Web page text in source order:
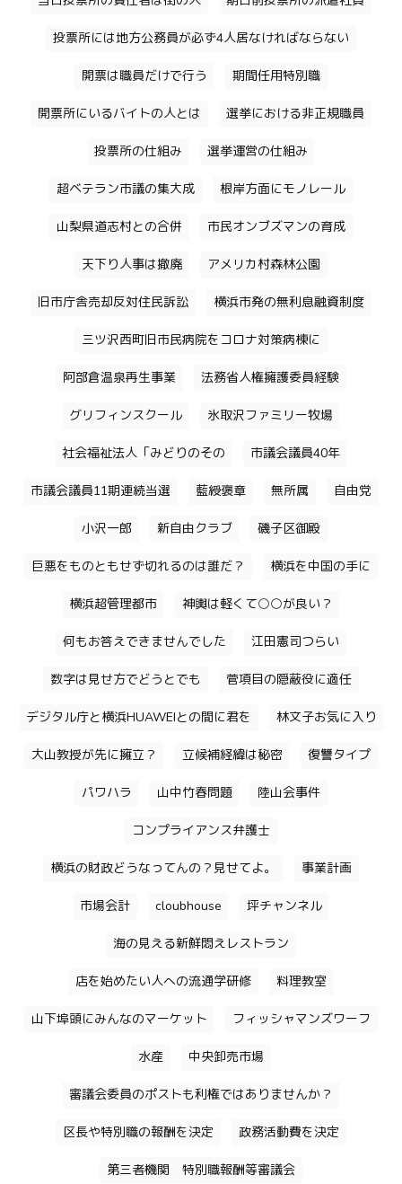
投票所には地方公務員が必ず4人居なければならない
開票は職員だけで行う 期間任用特別職
開票所にいるバイトの人とは 選挙における非正規職員
投票所の仕組み 選挙運営の仕組み
超ベテラン市議の集大成 根岸方面にモノレール
山梨県道志村との合併 市民オンブズマンの育成
天下り人事は撤廃 アメリカ村森林公園
旧市庁舎売却反対住民訴訟 横浜市発の無利息融資制度
三ツ沢西町旧市民病院をコロナ対策病棟に
阿部倉温泉再生事業 法務省人権擁護委員経験
グリフィンスクール 氷取沢ファミリー牧場
社会福祉法人「みどりのその 市議会議員40年
市議会議員11期連続当選 藍綬褒章 無所属 自由党
小沢一郎 新自由クラブ 磯子区御殿
巨悪をものともせず切れるのは誰だ？ 横浜を中国の手に
横浜超管理都市 神輿は軽くて○○が良い？
何もお答えできませんでした 江田憲司つらい
数字は見せ方でどうとでも 菅項目の隠蔽役に適任
デジタル庁と横浜HUAWEIとの間に君を 林文子お気に入り
大山教授が先に擁立？ 立候補経緯は秘密 復讐タイプ
パワハラ 山中竹春問題 陸山会事件
コンプライアンス弁護士
横浜の財政どうなってんの？見せてよ。 事業計画
市場会計 cloubhouse 坪チャンネル
海の見える新鮮悶えレストラン
店を始めたい人への流通学研修 料理教室
山下埠頭にみんなのマーケット フィッシャマンズワーフ
水産 中央卸売市場
審議会委員のポストも利権ではありませんか？
区長や特別職の報酬を決定 政務活動費を決定
第三者機関 特別職報酬等審議会